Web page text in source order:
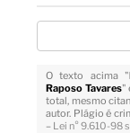
O texto acima "
Raposo Tavares"
total, mesmo
autor. Plágio é
– Lei n° 9.610-98